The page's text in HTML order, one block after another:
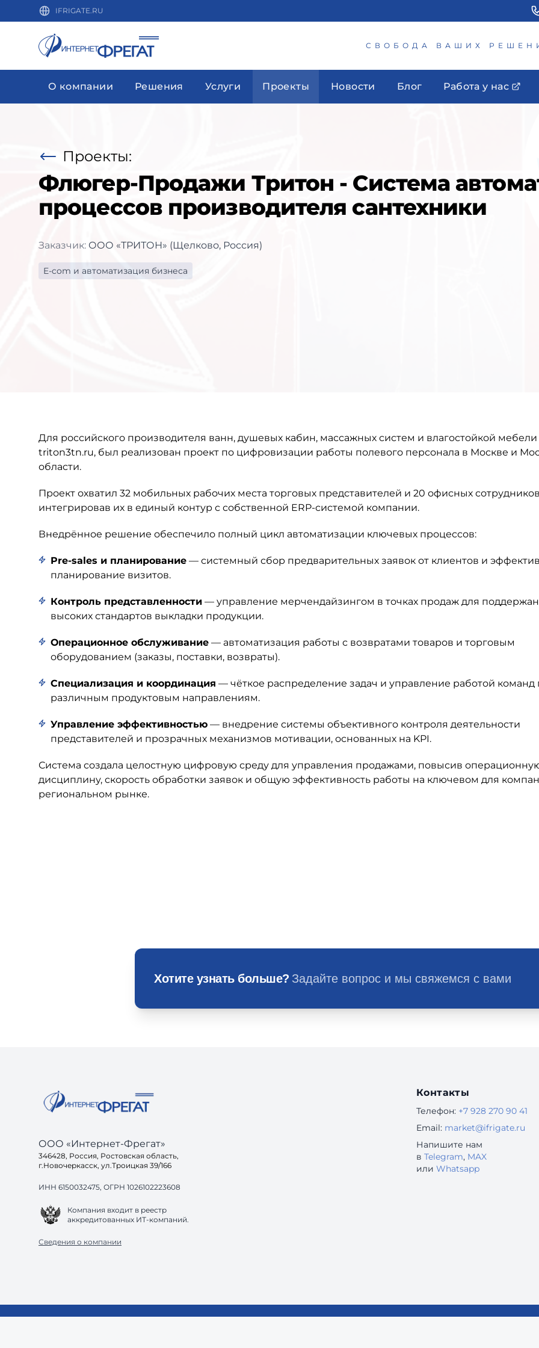
IFRIGATE.RU
СВОБОДА ВАШИХ
О компании Решения Услуги Проекты Новости Блог Работа у нас
Проекты:
Флюгер-Продажи Тритон - Система
процессов производителя сантехники
Заказчик: ООО «ТРИТОН» (Щелково, Россия)
E-com и автоматизация бизнеса
Для российского производителя ванн, душевых кабин, массажных систем и влагостойкой мебели
triton3tn.ru, был реализован проект по цифровизации работы полевого персонала в Москве и
области.
Проект охватил 32 мобильных рабочих места торговых представителей и 20 офисных
интегрировав их в единый контур с собственной ERP-системой компании.
Внедрённое решение обеспечило полный цикл автоматизации ключевых процессов:
Pre-sales и планирование — системный сбор предварительных заявок от клиентов и
планирование визитов.
Контроль представленности — управление мерчендайзингом в точках продаж для
высоких стандартов выкладки продукции.
Операционное обслуживание — автоматизация работы с возвратами товаров и торговым
оборудованием (заказы, поставки, возвраты).
Специализация и координация — чёткое распределение задач и управление работой команд
различным продуктовым направлениям.
Управление эффективностью — внедрение системы объективного контроля деятельности
представителей и прозрачных механизмов мотивации, основанных на KPI.
Система создала целостную цифровую среду для управления продажами, повысив
дисциплину, скорость обработки заявок и общую эффективность работы на ключевом для
региональном рынке.
Хотите узнать больше? Задайте вопрос и мы свяжемся с вами
ООО «Интернет-Фрегат»
346428, Россия, Ростовская область,
г.Новочеркасск, ул.Троицкая 39/166
ИНН 6150032475, ОГРН 1026102223608
Компания входит в реестр
аккредитованных ИТ-компаний.
Сведения о компании
Контакты
Телефон: +7 928 270 90 41
Email: market@ifrigate.ru
Напишите нам
в Telegram, MAX
или Whatsapp